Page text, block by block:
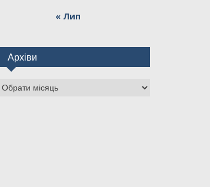
« Лип
Архіви
Архіви